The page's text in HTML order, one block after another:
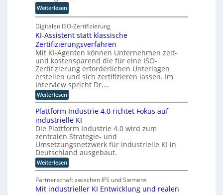
-
C
E
O
T
a
t
r
t
e
t
e
n
c
o
m
p
u
t
i
n
g
u
n
d
k
ü
n
s
t
l
Weiterlesen:
K
I
-
E
i
n
s
a
t
z
m
m
t
i
n
d
e
r
Digitalen ISO-Zertifizierung
KI-Assistent statt klassische
Zertifizierungsverfahren
Mit KI-Agenten können Unternehmen zeit-
und kostensparend die für eine ISO-
Zertifizierung erforderlichen Unterlagen
erstellen und sich zertifizieren lassen. Im
Interview spricht Dr.…
Weiterlesen:
K
-
A
s
i
s
t
e
n
t
s
t
Plattform Industrie 4.0 richtet Fokus auf
industrielle KI
Die Plattform Industrie 4.0 wird zum
zentralen Strategie- und
Umsetzungsnetzwerk für industrielle KI in
Deutschland ausgebaut.
Weiterlesen:
P
a
t
Partnerschaft zwischen IFS und Siemens
Mit industrieller KI Entwicklung und realen